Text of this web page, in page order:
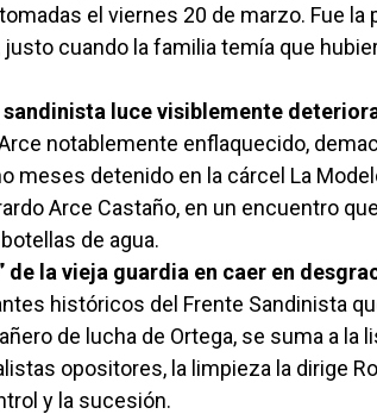
el viernes 20 de marzo. Fue la
cuando la familia temía que
luce visiblemente
notablemente enflaquecido,
meses detenido en la cárcel La
Arce Castaño, en un encuentro
de agua.
de la vieja guardia en caer en
históricos del Frente Sandinista
de lucha de Ortega, se suma a la
opositores, la limpieza la dirige
y la sucesión.